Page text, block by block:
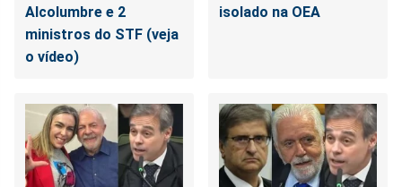
Alcolumbre e 2
ministros do STF (veja
o vídeo)
isolado na OEA